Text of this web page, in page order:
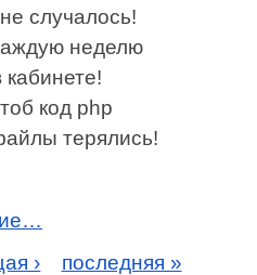
случалось!
неделю
код php
терялись!
› последняя »